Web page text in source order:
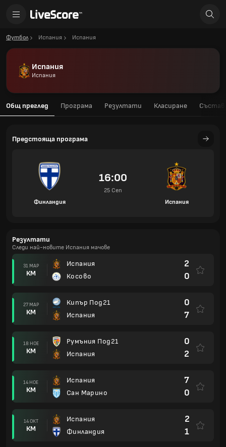
Футбол Испания Испания
Испания
Испания
Общ преглед Програма Резултати Класиране Състав
Предстояща програма
Финландия
16:00
25 Сеп
Испания
Резултати
Следи най-новите Испания мачове
31 МАР
КМ
Испания
Косово
2
0
27 МАР
КМ
Кипър Под21
Испания
0
7
18 НОЕ
КМ
Румъния Под21
Испания
0
2
14 НОЕ
КМ
Испания
Сан Марино
7
0
14 ОКТ
КМ
Испания
Финландия
2
1